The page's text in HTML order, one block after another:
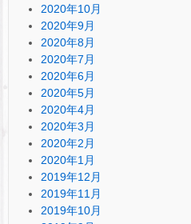
2020年10月
2020年9月
2020年8月
2020年7月
2020年6月
2020年5月
2020年4月
2020年3月
2020年2月
2020年1月
2019年12月
2019年11月
2019年10月